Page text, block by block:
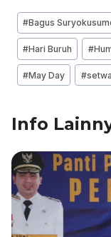
c
e
b
o
k
Post
Tags:
#Bagus
#Hari Buruh #
#May Day #
Info